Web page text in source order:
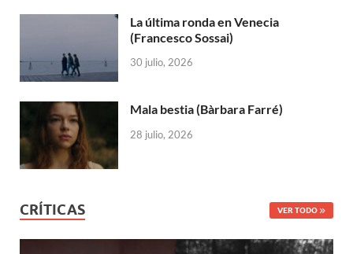
La última ronda en Venecia
(Francesco Sossai)
30 julio, 2026
Mala bestia (Bàrbara Farré)
28 julio, 2026
CRÍTICAS VER TODO